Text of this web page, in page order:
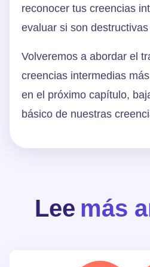
reconocer tus creencias
evaluar si son
Volveremos a abordar el
creencias intermedias
en el próximo capítulo,
básico de nuestras
Lee más